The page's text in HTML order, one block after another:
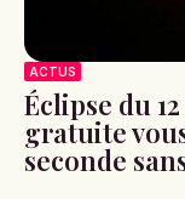
ACTUS
Éclipse du
gratuite
seconde